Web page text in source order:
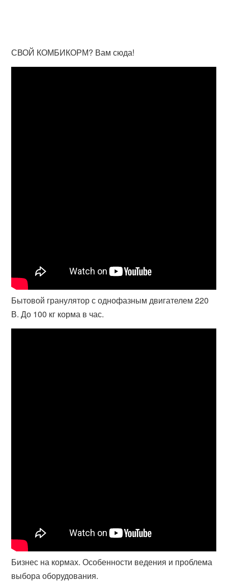
СВОЙ КОМБИКОРМ? Вам сюда!
Бытовой гранулятор с однофазным двигателем 220
В. До 100 кг корма в час.
Бизнес на кормах. Особенности ведения и проблема
выбора оборудования.